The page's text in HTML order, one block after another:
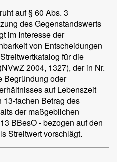
auf § 60 Abs. 3
des Gegenstandswerts
im Interesse der
von Entscheidungen
für die
2004, 1327), der in Nr.
Begründung oder
auf Lebenszeit
13-fachen Betrag des
der maßgeblichen
BBesO - bezogen auf den
Streitwert vorschlägt.